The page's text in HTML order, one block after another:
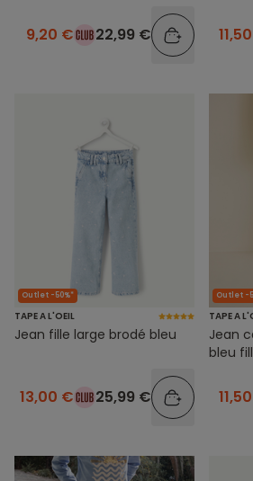
9,20 € 22,99 €
Outlet -50%*
TAPE A L'OEIL
Jean fille large brodé bleu
13,00 € 25,99 €
Outlet -
TAPE A
Jean
bleu